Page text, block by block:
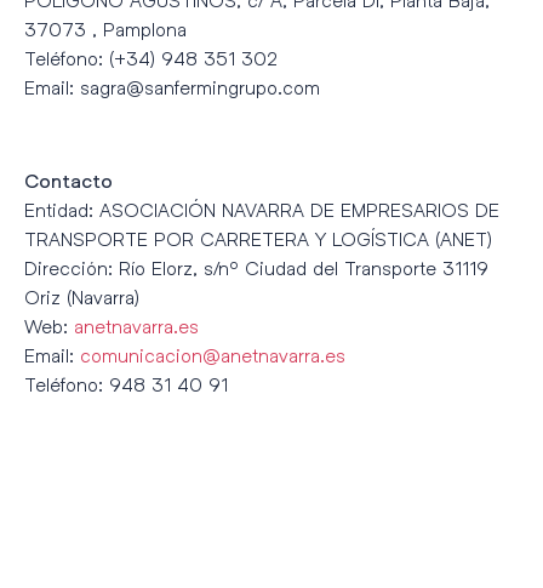
37073 , Pamplona
Teléfono: (+34) 948 351 302
Email: sagra@sanfermingrupo.com
Contacto
Entidad: ASOCIACIÓN NAVARRA DE EMPRESARIOS DE
TRANSPORTE POR CARRETERA Y LOGÍSTICA (ANET)
Dirección: Río Elorz, s/nº Ciudad del Transporte 31119
Oriz (Navarra)
Web: anetnavarra.es
Email: comunicacion@anetnavarra.es
Teléfono: 948 31 40 91